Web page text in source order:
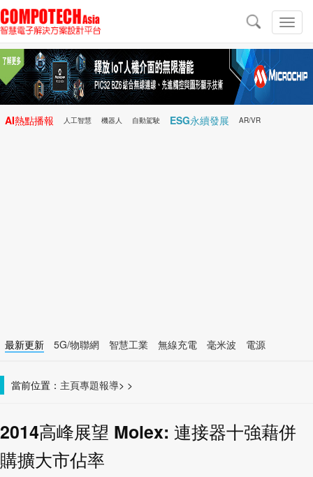
切
換
導
導
航
AI熱點播報 人工智慧 機器人 自動駕駛 ESG永續發展 AR/VR
最新更新 5G/物聯網 智慧工業 無線充電 毫米波
電源
當前位置： 主頁 >
專題報導 >
2014高峰展望 Molex: 連接器十強藉併
購擴大市佔率